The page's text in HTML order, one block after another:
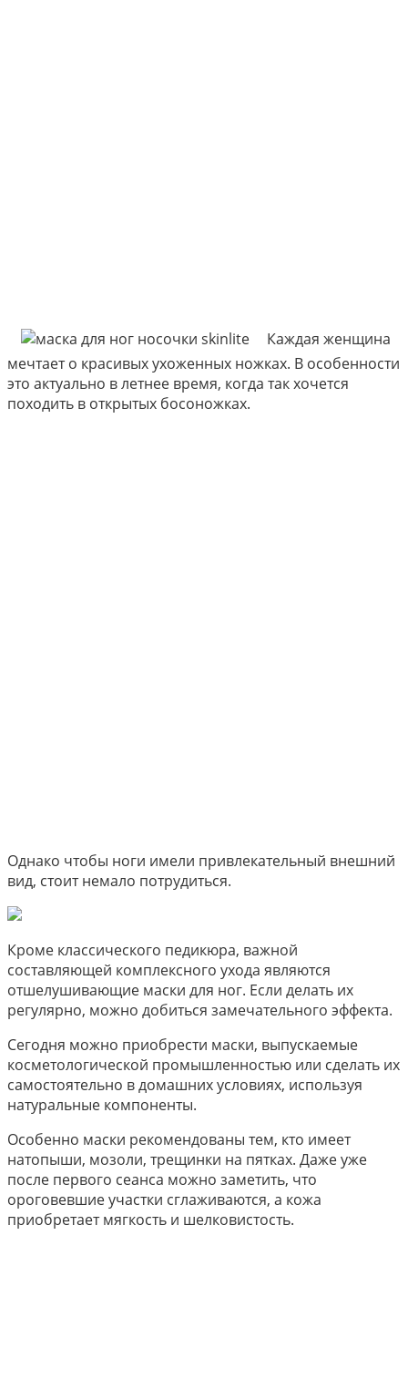
Каждая женщина
мечтает о красивых ухоженных ножках. В особенности
это актуально в летнее время, когда так хочется
походить в открытых босоножках.
Однако чтобы ноги имели привлекательный внешний
вид, стоит немало потрудиться.
Кроме классического педикюра, важной
составляющей комплексного ухода являются
отшелушивающие маски для ног. Если делать их
регулярно, можно добиться замечательного эффекта.
Сегодня можно приобрести маски, выпускаемые
косметологической промышленностью или сделать их
самостоятельно в домашних условиях, используя
натуральные компоненты.
Особенно маски рекомендованы тем, кто имеет
натопыши, мозоли, трещинки на пятках. Даже уже
после первого сеанса можно заметить, что
ороговевшие участки сглаживаются, а кожа
приобретает мягкость и шелковистость.